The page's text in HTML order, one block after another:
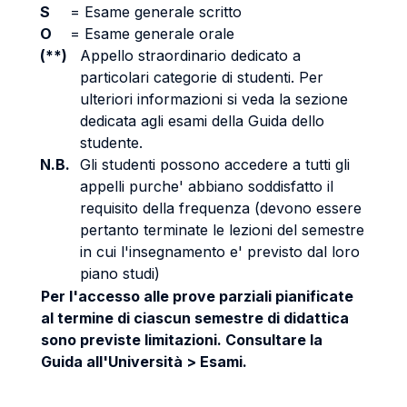
S = Esame generale scritto
O
= Esame generale orale
(**)
Appello straordinario dedicato a
particolari categorie di studenti. Per
ulteriori informazioni si veda la sezione
dedicata agli esami della Guida dello
studente.
N.B. Gli studenti possono accedere a tutti gli
appelli purche' abbiano soddisfatto il
requisito della frequenza (devono essere
pertanto terminate le lezioni del semestre
in cui l'insegnamento e' previsto dal loro
piano studi)
Per l'accesso alle prove parziali pianificate
al termine di ciascun semestre di didattica
sono previste limitazioni. Consultare la
Guida all'Università > Esami.